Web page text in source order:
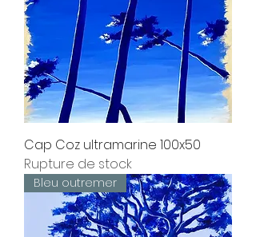
Cap Coz ultramarine 100x50
Rupture de stock
Bleu outremer